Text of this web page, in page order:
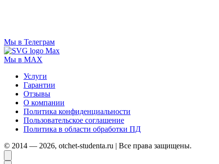
Мы в Телеграм
Мы в MAX
Услуги
Гарантии
Отзывы
О компании
Политика конфиденциальности
Пользовательское соглашение
Политика в области обработки ПД
© 2014 — 2026, otchet-studenta.ru | Все права защищены.